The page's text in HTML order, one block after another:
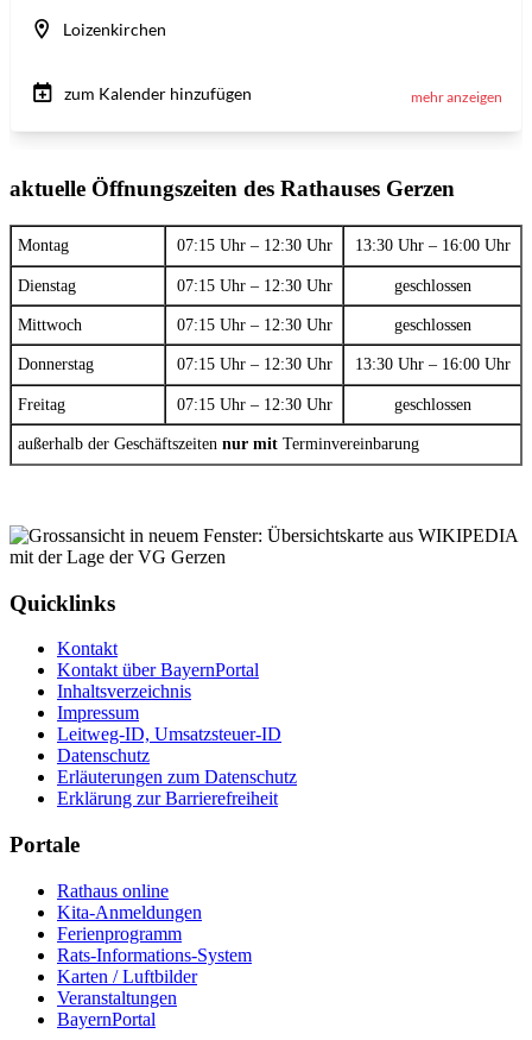
aktuelle Öffnungszeiten des Rathauses Gerzen
Montag 07:15 Uhr – 12:30 Uhr 13:30 Uhr – 16:00 Uhr
Dienstag 07:15 Uhr – 12:30 Uhr geschlossen
Mittwoch 07:15 Uhr – 12:30 Uhr geschlossen
Donnerstag 07:15 Uhr – 12:30 Uhr 13:30 Uhr – 16:00 Uhr
Freitag 07:15 Uhr – 12:30 Uhr geschlossen
außerhalb der Geschäftszeiten nur mit Terminvereinbarung
Quicklinks
Kontakt
Kontakt über BayernPortal
Inhaltsverzeichnis
Impressum
Leitweg-ID, Umsatzsteuer-ID
Datenschutz
Erläuterungen zum Datenschutz
Erklärung zur Barrierefreiheit
Portale
Rathaus online
Kita-Anmeldungen
Ferienprogramm
Rats-Informations-System
Karten / Luftbilder
Veranstaltungen
BayernPortal